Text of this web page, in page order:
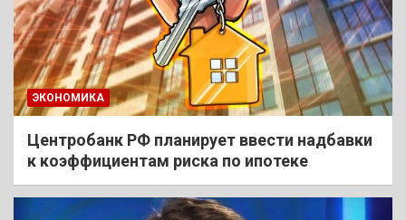
ЭКОНОМИКА
Центробанк РФ планирует ввести надбавки
к коэффициентам риска по ипотеке